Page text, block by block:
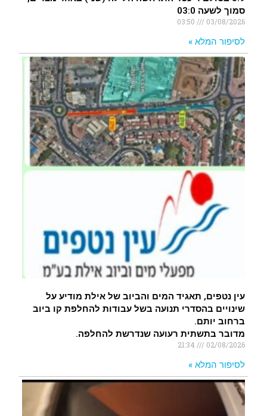
סמוך לשעה 03:0
03/08/2026
לסיפור המלא »
עין נטפים, תאגיד המים והביוב של אילת מודיע על
שינויים בהסדרי תנועה בשל עבודות להחלפת קו ביוב
ברחוב יותם.
מדובר בתשתית רעועה שנדרשת להחלפה.
02/08/2026
לסיפור המלא »